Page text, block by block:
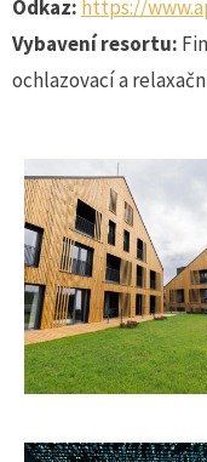
Odkaz: https://
Vybavení resortu:
ochlazovací a